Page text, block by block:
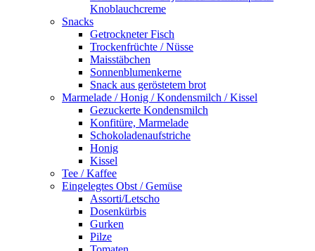
Knoblauchcreme
Snacks
Getrockneter Fisch
Trockenfrüchte / Nüsse
Maisstäbchen
Sonnenblumenkerne
Snack aus geröstetem brot
Marmelade / Honig / Kondensmilch / Kissel
Gezuckerte Kondensmilch
Konfitüre, Marmelade
Schokoladenaufstriche
Honig
Kissel
Tee / Kaffee
Eingelegtes Obst / Gemüse
Assorti/Letscho
Dosenkürbis
Gurken
Pilze